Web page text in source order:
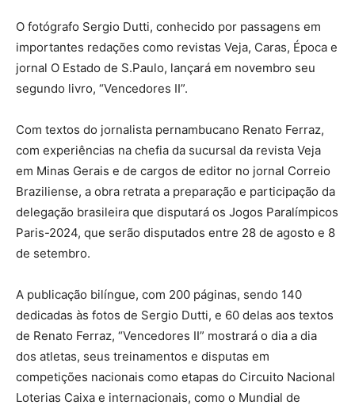
O fotógrafo Sergio Dutti, conhecido por passagens em
importantes redações como revistas Veja, Caras, Época e
jornal O Estado de S.Paulo, lançará em novembro seu
segundo livro, “Vencedores II”.
Com textos do jornalista pernambucano Renato Ferraz,
com experiências na chefia da sucursal da revista Veja
em Minas Gerais e de cargos de editor no jornal Correio
Braziliense, a obra retrata a preparação e participação da
delegação brasileira que disputará os Jogos Paralímpicos
Paris-2024, que serão disputados entre 28 de agosto e 8
de setembro.
A publicação bilíngue, com 200 páginas, sendo 140
dedicadas às fotos de Sergio Dutti, e 60 delas aos textos
de Renato Ferraz, “Vencedores II” mostrará o dia a dia
dos atletas, seus treinamentos e disputas em
competições nacionais como etapas do Circuito Nacional
Loterias Caixa e internacionais, como o Mundial de